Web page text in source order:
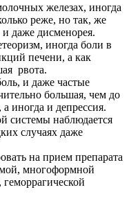
железах, иногда
реже, но так, же
даже дисменорея.
иногда боли в
печени, а как
рвота.
и даже частые
большая, чем до
иногда и депрессия.
системы наблюдается
случаях даже
на прием препарата
многоформной